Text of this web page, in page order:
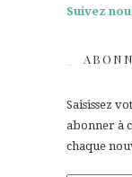
Suivez
Saisissez
abonner à
chaque